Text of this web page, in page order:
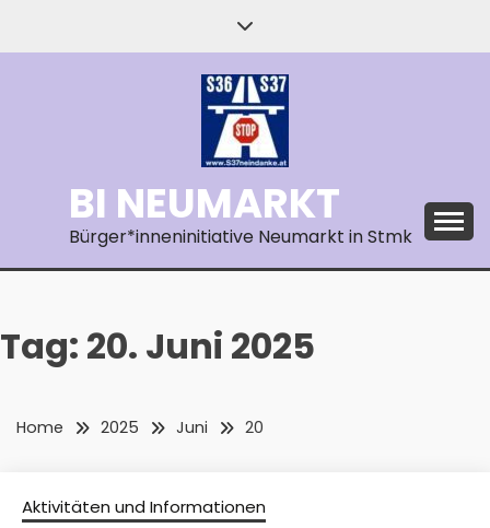
BI NEUMARKT
Bürger*inneninitiative Neumarkt in Stmk
Tag: 20. Juni 2025
Home 2025 Juni 20
Aktivitäten und Informationen